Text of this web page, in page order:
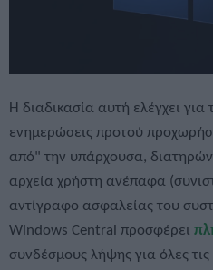
Η διαδικασία αυτή ελέγχει για
ενημερώσεις προτού
από" την υπάρχουσα,
αρχεία χρήστη ανέπαφα
αντίγραφο ασφαλείας του
Windows Central προσφέρει
συνδέσμους λήψης για όλες